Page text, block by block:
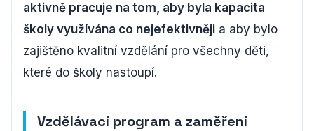
aktivně pracuje na tom, aby byla kapacita
školy využívána co nejefektivněji a aby bylo
zajištěno kvalitní vzdělání pro všechny děti,
které do školy nastoupí.
Vzdělávací program a zaměření